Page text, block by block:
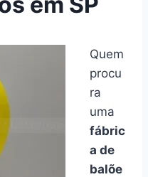
Quem
procu
ra
uma
fábric
a de
balõe